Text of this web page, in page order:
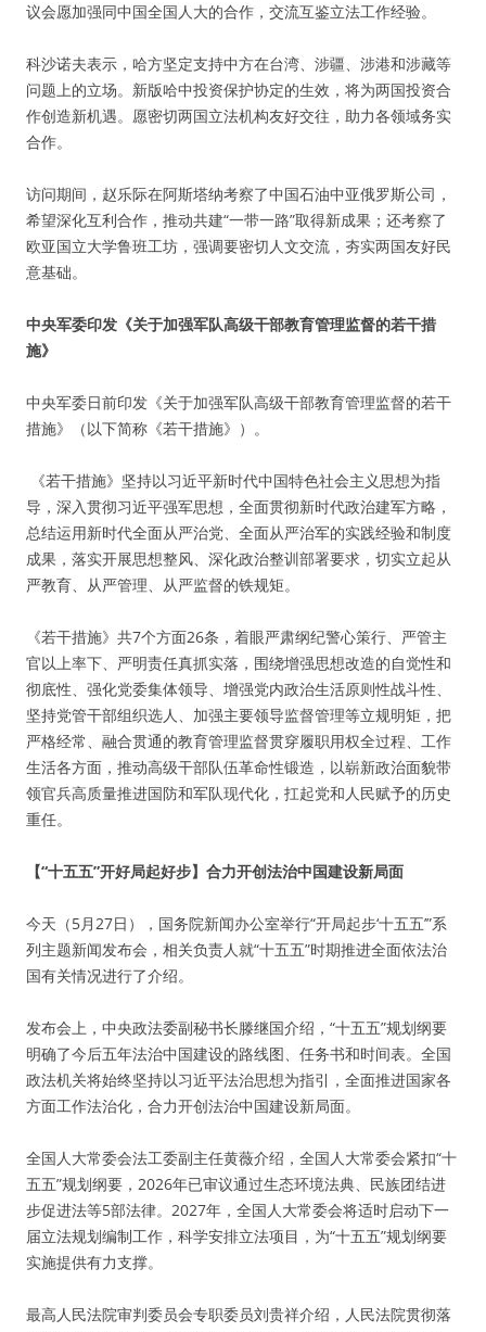
议会愿加强同中国全国人大的合作，交流互鉴立法工作经验。
科沙诺夫表示，哈方坚定支持中方在台湾、涉疆、涉港和涉藏等
问题上的立场。新版哈中投资保护协定的生效，将为两国投资合
作创造新机遇。愿密切两国立法机构友好交往，助力各领域务实
合作。
访问期间，赵乐际在阿斯塔纳考察了中国石油中亚俄罗斯公司，
希望深化互利合作，推动共建“一带一路”取得新成果；还考察了
欧亚国立大学鲁班工坊，强调要密切人文交流，夯实两国友好民
意基础。
中央军委印发《关于加强军队高级干部教育管理监督的若干措
施》
中央军委日前印发《关于加强军队高级干部教育管理监督的若干
措施》（以下简称《若干措施》）。
《若干措施》坚持以习近平新时代中国特色社会主义思想为指
导，深入贯彻习近平强军思想，全面贯彻新时代政治建军方略，
总结运用新时代全面从严治党、全面从严治军的实践经验和制度
成果，落实开展思想整风、深化政治整训部署要求，切实立起从
严教育、从严管理、从严监督的铁规矩。
《若干措施》共7个方面26条，着眼严肃纲纪警心策行、严管主
官以上率下、严明责任真抓实落，围绕增强思想改造的自觉性和
彻底性、强化党委集体领导、增强党内政治生活原则性战斗性、
坚持党管干部组织选人、加强主要领导监督管理等立规明矩，把
严格经常、融合贯通的教育管理监督贯穿履职用权全过程、工作
生活各方面，推动高级干部队伍革命性锻造，以崭新政治面貌带
领官兵高质量推进国防和军队现代化，扛起党和人民赋予的历史
重任。
【“十五五”开好局起好步】合力开创法治中国建设新局面
今天（5月27日），国务院新闻办公室举行“开局起步‘十五五’”系
列主题新闻发布会，相关负责人就“十五五”时期推进全面依法治
国有关情况进行了介绍。
发布会上，中央政法委副秘书长滕继国介绍，“十五五”规划纲要
明确了今后五年法治中国建设的路线图、任务书和时间表。全国
政法机关将始终坚持以习近平法治思想为指引，全面推进国家各
方面工作法治化，合力开创法治中国建设新局面。
全国人大常委会法工委副主任黄薇介绍，全国人大常委会紧扣“十
五五”规划纲要，2026年已审议通过生态环境法典、民族团结进
步促进法等5部法律。2027年，全国人大常委会将适时启动下一
届立法规划编制工作，科学安排立法项目，为“十五五”规划纲要
实施提供有力支撑。
最高人民法院审判委员会专职委员刘贵祥介绍，人民法院贯彻落